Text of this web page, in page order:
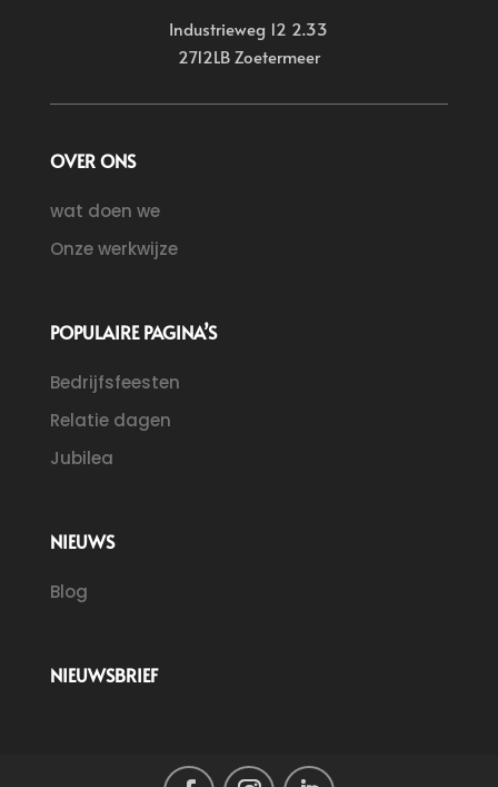
Industrieweg 12 2.33
2712LB Zoetermeer
OVER ONS
wat doen we
Onze werkwijze
POPULAIRE PAGINA’S
Bedrijfsfeesten
Relatie dagen
Jubilea
NIEUWS
Blog
NIEUWSBRIEF